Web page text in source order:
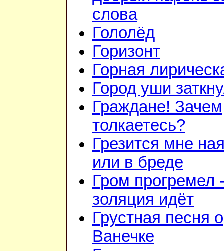
слова
Гололёд
Горизонт
Горная
Город уши
Граждане! Зачем
толкаетесь?
Грезится мне
или в бреде
Гром прогремел
золяция идёт
Грустная песня о
Ванечке